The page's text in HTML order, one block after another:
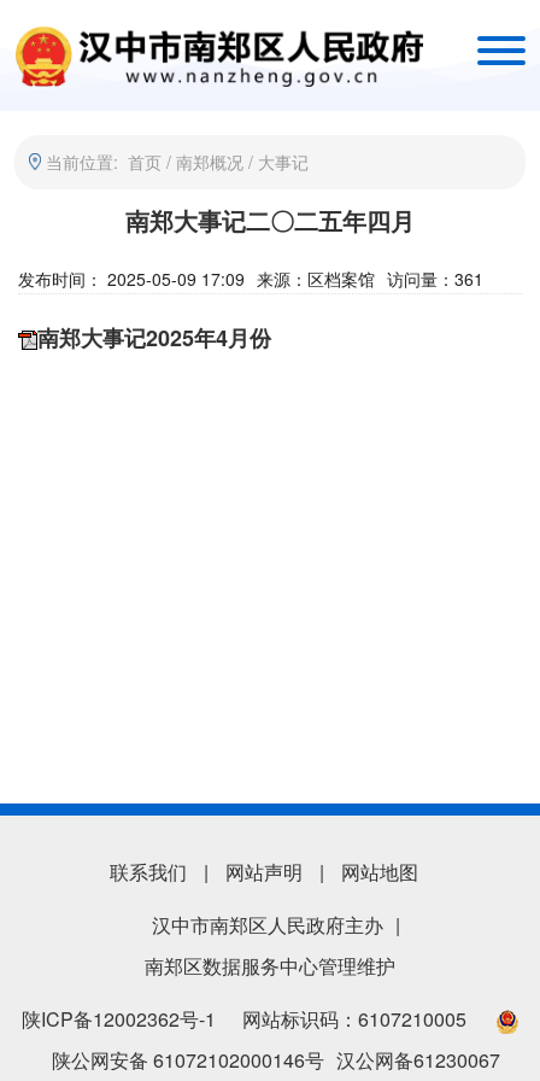
当前位置: 首页 / 南郑概况 / 大事记
南郑大事记二〇二五年四月
发布时间： 2025-05-09 17:09 来源： 区档案馆 访问量： 361
南郑大事记2025年4月份
联系我们 | 网站声明 |
网站地图
汉中市南郑区人民政府主办 |
南郑区数据服务中心管理维护
陕ICP备12002362号-1
网站标识码：6107210005
陕公网安备 61072102000146号 汉公网备61230067